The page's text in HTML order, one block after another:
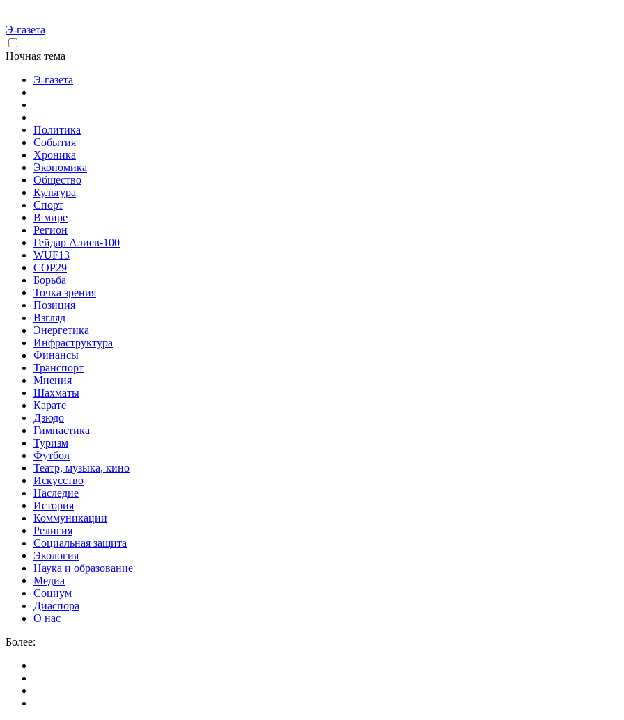
Э-газета
Ночная тема
Э-газета
Политика
События
Хроника
Экономика
Общество
Культура
Спорт
В мире
Регион
Гейдар Алиев-100
WUF13
COP29
Борьба
Точка зрения
Позиция
Взгляд
Энергетика
Инфраструктура
Финансы
Транспорт
Мнения
Шахматы
Карате
Дзюдо
Гимнастика
Туризм
Футбол
Театр, музыка, кино
Искусство
Наследие
История
Коммуникации
Религия
Социальная защита
Экология
Наука и образование
Медиа
Социум
Диаспора
О нас
Более: